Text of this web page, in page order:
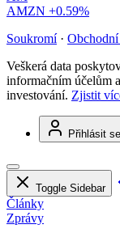
AMZN +0.59%
Soukromí ·
Veškerá data
informačním účelům
investování. Zjistit
Přihlásit se
Toggle Sidebar
Články
Zprávy